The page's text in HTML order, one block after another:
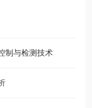
制与检测技术